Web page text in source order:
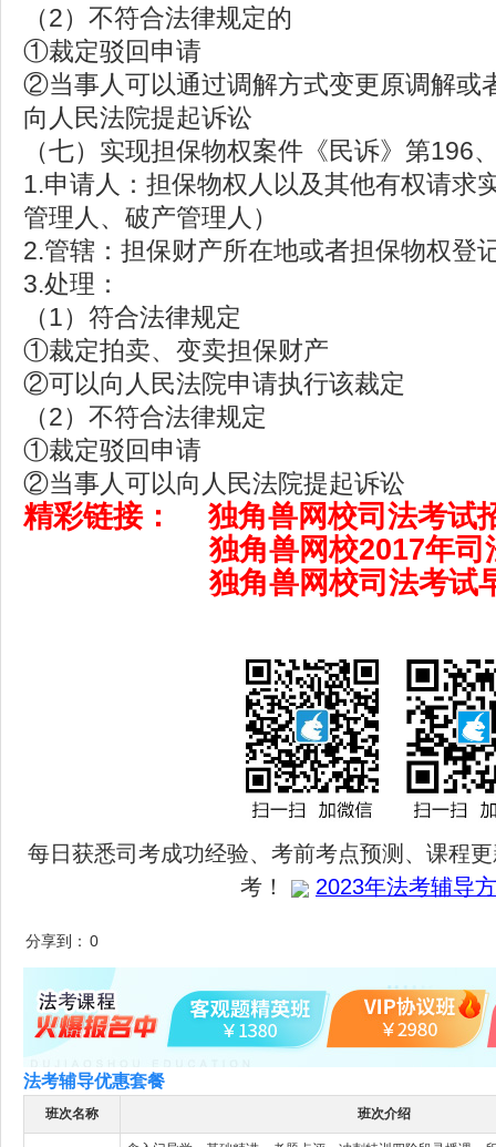
（2）不符合法律规定的
①裁定驳回申请
②当事人可以通过调解方式变更原调解或
向人民法院提起诉讼
（七）实现担保物权案件《民诉》第196
1.申请人：担保物权人以及其他有权请求
管理人、破产管理人）
2.管辖：担保财产所在地或者担保物权登
3.处理：
（1）符合法律规定
①裁定拍卖、变卖担保财产
②可以向人民法院申请执行该裁定
（2）不符合法律规定
①裁定驳回申请
②当事人可以向人民法院提起诉讼
精彩链接： 独角兽网校司法考试
独角兽网校2017年司
独角兽网校司法考试
每日获悉司考成功经验、考前考点预测、课程
考！
2023年法考辅导
分享到： 0
法考辅导优惠套餐
班次名称 班次介绍